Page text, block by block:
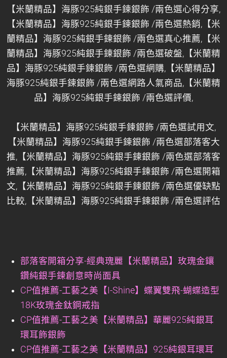
【米蘭精品】海豚925純銀手鍊銀飾 /兩色選心得分享,
【米蘭精品】海豚925純銀手鍊銀飾 /兩色選熱銷,【米
蘭精品】海豚925純銀手鍊銀飾 /兩色選真心推薦,【米
蘭精品】海豚925純銀手鍊銀飾 /兩色選破盤,【米蘭精
品】海豚925純銀手鍊銀飾 /兩色選網購,【米蘭精品】
海豚925純銀手鍊銀飾 /兩色選網路人氣商品,【米蘭精
品】海豚925純銀手鍊銀飾 /兩色選評價,
【米蘭精品】海豚925純銀手鍊銀飾 /兩色選試用文,
【米蘭精品】海豚925純銀手鍊銀飾 /兩色選部落客大
推,【米蘭精品】海豚925純銀手鍊銀飾 /兩色選部落客
推薦,【米蘭精品】海豚925純銀手鍊銀飾 /兩色選開箱
文,【米蘭精品】海豚925純銀手鍊銀飾 /兩色選優缺點
比較,【米蘭精品】海豚925純銀手鍊銀飾 /兩色選評估
部落客開箱分享-經典瑰麗【米蘭精品】玫瑰金鑲
鑽純銀手鍊創意時尚面具
CP值推薦-工藝之美【I-Shine】蝶翼雙飛-蝴蝶造型
18K玫瑰金鈦鋼戒指
CP值推薦-工藝之美【米蘭精品】華麗925純銀耳
環耳飾銀飾
CP值推薦-工藝之美【米蘭精品】925純銀耳環耳